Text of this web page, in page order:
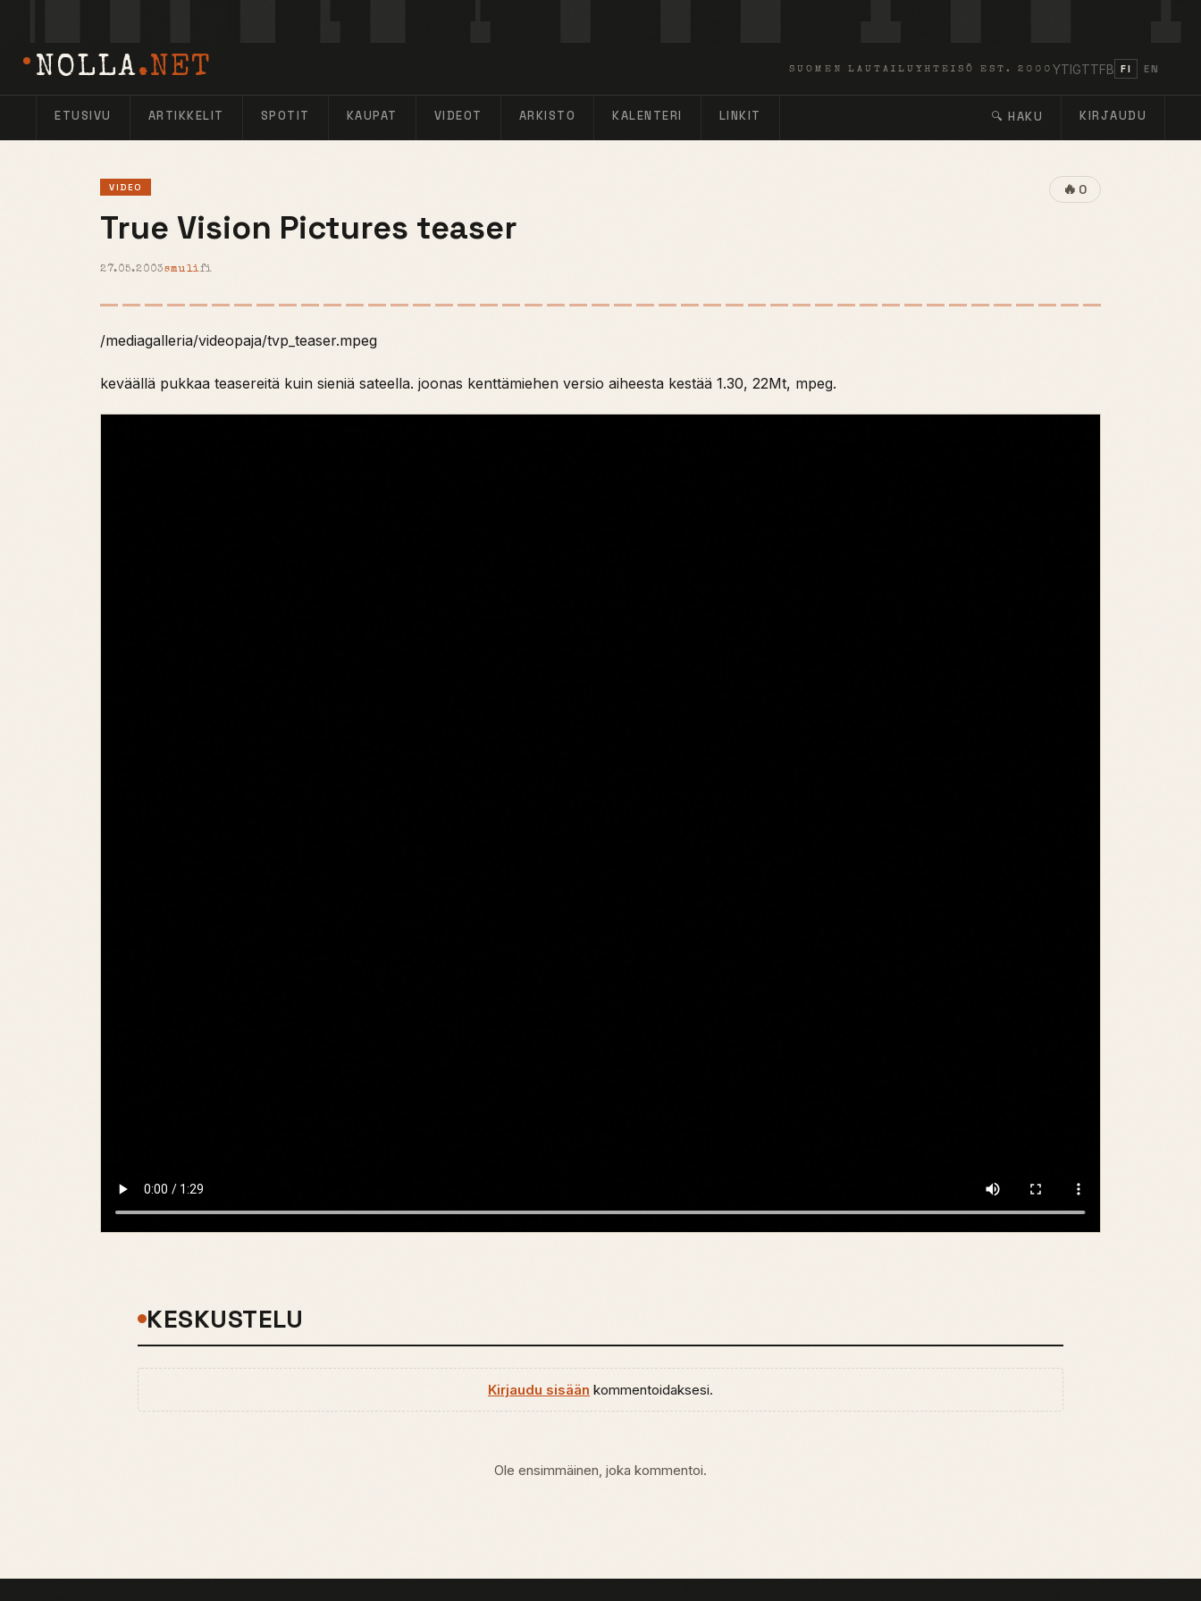
NOLLA.NET SUOMEN LAUTAILUYHTEISÖ EST. 2000 YTIGTTFB FI EN
ETUSIVU ARTIKKELIT SPOTIT KAUPAT VIDEOT ARKISTO KALENTERI LINKIT 🔍 HAKU KIRJAUDU
🔥 0
VIDEO
True Vision Pictures teaser
27.05.2003smulifi
/mediagalleria/videopaja/tvp_teaser.mpeg
keväällä pukkaa teasereitä kuin sieniä sateella. joonas kenttämiehen versio aiheesta kestää 1.30, 22Mt, mpeg.
KESKUSTELU
Kirjaudu sisään kommentoidaksesi.
Ole ensimmäinen, joka kommentoi.